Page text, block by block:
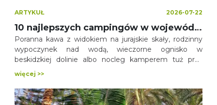
ARTYKUŁ 2026-07-22
10 najlepszych campingów w województwie śląskim
Poranna kawa z widokiem na jurajskie skały, rodzinny
wypoczynek nad wodą, wieczorne ognisko w
beskidzkiej dolinie albo nocleg kamperem tuż przy
górskich szlakach – takie wakacje nie wymagają
wyjazdu na drugi koniec Polski. Województwo śląskie
oferuje zaskakująco dużo miejsc stworzonych dla
miłośników caravaningu, biwakowania i bliskiego
więcej >>